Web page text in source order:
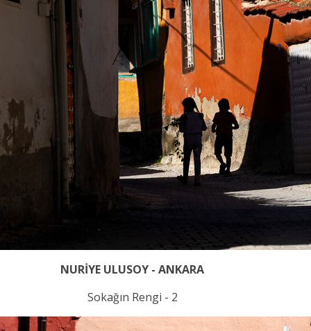
NURİYE ULUSOY - ANKARA
Sokağın Rengi - 2